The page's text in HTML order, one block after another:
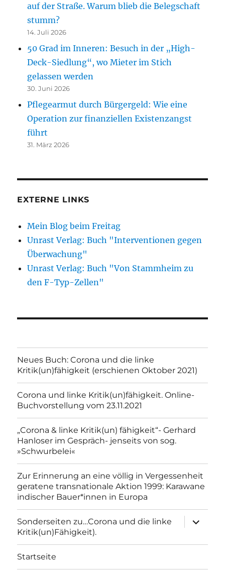
auf der Straße. Warum blieb die Belegschaft
stumm?
14. Juli 2026
50 Grad im Inneren: Besuch in der „High-
Deck-Siedlung“, wo Mieter im Stich
gelassen werden
30. Juni 2026
Pflegearmut durch Bürgergeld: Wie eine
Operation zur finanziellen Existenzangst
führt
31. März 2026
EXTERNE LINKS
Mein Blog beim Freitag
Unrast Verlag: Buch "Interventionen gegen
Überwachung"
Unrast Verlag: Buch "Von Stammheim zu
den F-Typ-Zellen"
Neues Buch: Corona und die linke
Kritik(un)fähigkeit (erschienen Oktober 2021)
Corona und linke Kritik(un)fähigkeit. Online-
Buchvorstellung vom 23.11.2021
„Corona & linke Kritik(un) fähigkeit“- Gerhard
Hanloser im Gespräch- jenseits von sog.
»Schwurbelei«
Zur Erinnerung an eine völlig in Vergessenheit
geratene transnationale Aktion 1999: Karawane
indischer Bauer*innen in Europa
Sonderseiten zu…Corona und die linke
Kritik(un)Fähigkeit).
anzeigen
Startseite